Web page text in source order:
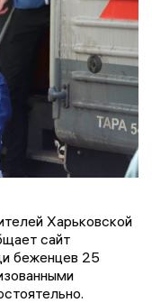
Харьковской
сайт
беженцев 25